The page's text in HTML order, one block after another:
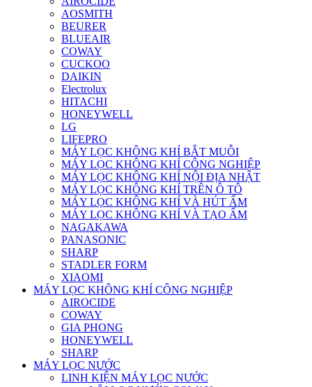
AOSMITH
BEURER
BLUEAIR
COWAY
CUCKOO
DAIKIN
Electrolux
HITACHI
HONEYWELL
LG
LIFEPRO
MÁY LỌC KHÔNG KHÍ BẮT MUỖI
MÁY LỌC KHÔNG KHÍ CÔNG NGHIỆP
MÁY LỌC KHÔNG KHÍ NỘI ĐỊA NHẬT
MÁY LỌC KHÔNG KHÍ TRÊN Ô TÔ
MÁY LỌC KHÔNG KHÍ VÀ HÚT ẨM
MÁY LỌC KHÔNG KHÍ VÀ TẠO ẨM
NAGAKAWA
PANASONIC
SHARP
STADLER FORM
XIAOMI
MÁY LỌC KHÔNG KHÍ CÔNG NGHIỆP
AIROCIDE
COWAY
GIA PHONG
HONEYWELL
SHARP
MÁY LỌC NƯỚC
LINH KIỆN MÁY LỌC NƯỚC